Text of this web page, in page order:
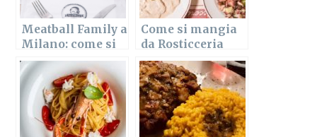
Meatball Family a
Milano: come si
mangia e quanto
si spende
Come si mangia
da Rosticceria
Giacomo, in via
Sottocorno